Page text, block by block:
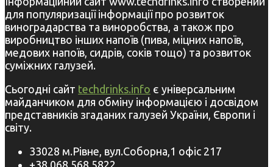
для популяризації інформації про розвиток
виноградарства та виноробства, а також про
виробництво інших напоїв (пива, міцних напоїв,
медових напоїв, сидрів, соків тощо) та розвиток
суміжних галузей.
Сьогодні сайт techdrinks.info є універсальним
майданчиком для обміну інформацією і досвідом
представників згаданих галузей України, Європи і
світу.
33028 м.Рівне, вул.Соборна,1 офіс 217
+38 068 568 5822